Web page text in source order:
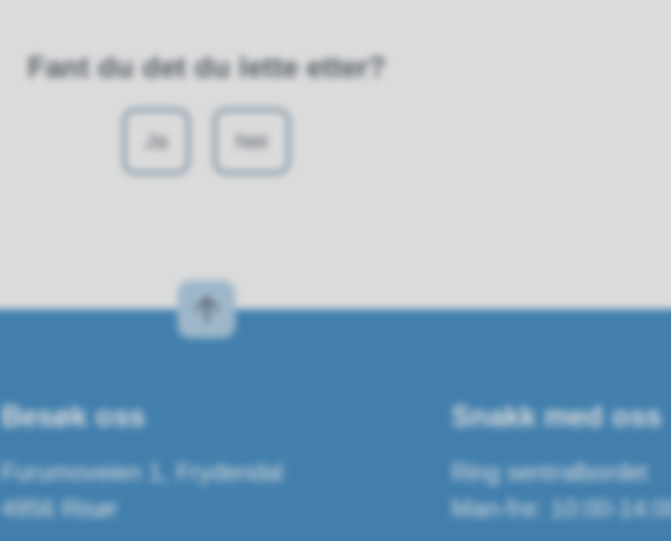
Fant du det du lette etter?
Ja Nei
Besøk oss
Furumoveien 1, Frydendal
4956 Risør
Snakk med oss
Ring sentralbordet
Man-fre: 10:00-14:00